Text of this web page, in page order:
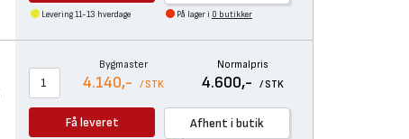
Levering 11-13 hverdage På lager i 0 butikker
Bygmaster
4.140,- / STK
Normalpris
4.600,- / STK
Få leveret Afhent i butik